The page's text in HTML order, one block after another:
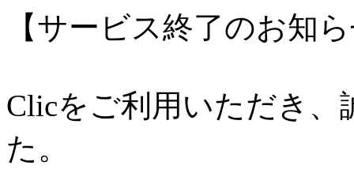
【サービス終了のお知
Clicをご利用いただき
た。